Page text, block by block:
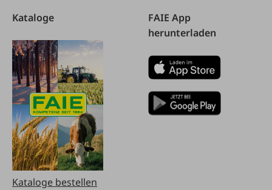
Kataloge
Kataloge bestellen
FAIE App
herunterladen